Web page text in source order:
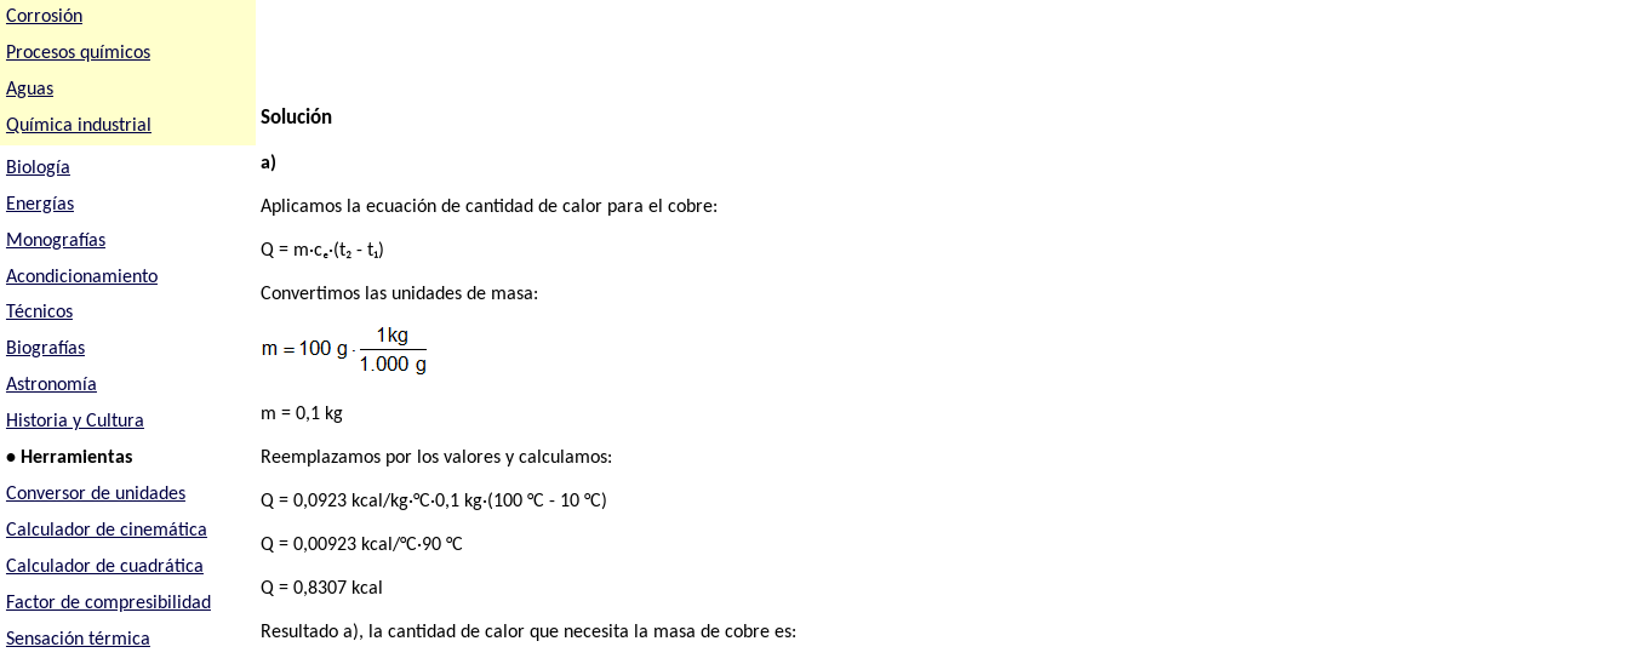
Corrosión
Procesos químicos
Aguas
Química industrial
Biología
Energías
Monografías
Acondicionamiento
Técnicos
Biografías
Astronomía
Historia y Cultura
• Herramientas
Conversor de unidades
Calculador de cinemática
Calculador de cuadrática
Factor de compresibilidad
Sensación térmica
Solución
a)
Aplicamos la ecuación de cantidad de calor para el cobre:
Q = m·cₑ·(t₂ - t₁)
Convertimos las unidades de masa:
m = 0,1 kg
Reemplazamos por los valores y calculamos:
Q = 0,0923 kcal/kg·°C·0,1 kg·(100 °C - 10 °C)
Q = 0,00923 kcal/°C·90 °C
Q = 0,8307 kcal
Resultado a), la cantidad de calor que necesita la masa de cobre es: